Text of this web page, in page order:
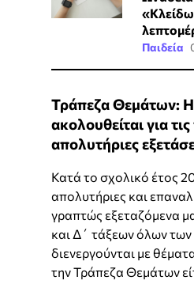
Παιδεία
Τράπεζα Θεμάτων: Η
ακολουθείται για
απολυτήριες
Κατά το σχολικό έτος
απολυτήριες και
γραπτώς εξεταζόμενα
και Δ΄ τάξεων όλων
διενεργούνται με
την Τράπεζα Θεμάτων